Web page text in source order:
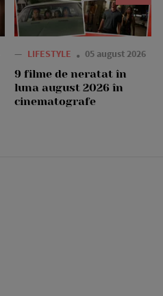
— LIFESTYLE 05 august 2026
9 filme de neratat în
luna august 2026 în
cinematografe